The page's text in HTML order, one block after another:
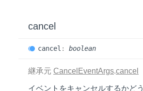
cancel
cancel : boolean
継承元 CancelEventArgs.cancel
イベントをキャンセルするかど